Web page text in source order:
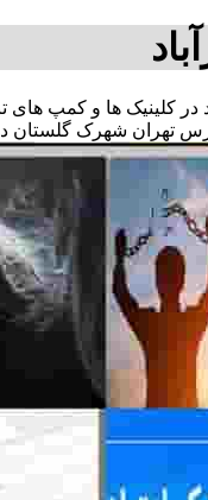
در کلینیک ها و کمپ
تهران شهرک گلستان